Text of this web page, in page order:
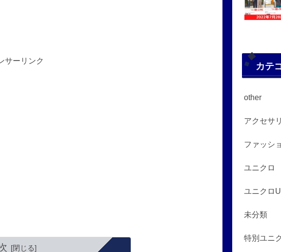
サーリンク カテ
other
アクセサ
ファッシ
ユニクロ
ユニクロU
未分類
特別ユニ